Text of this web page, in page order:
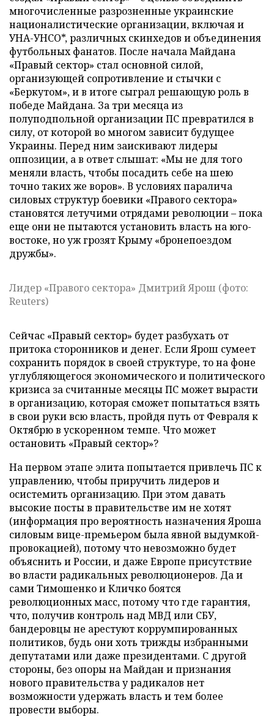
многочисленные разрозненные украинские
националистические организации, включая и
УНА-УНСО*, различных скинхедов и объединения
футбольных фанатов. После начала Майдана
«Правый сектор» стал основной силой,
организующей сопротивление и стычки с
«Беркутом», и в итоге сыграл решающую роль в
победе Майдана. За три месяца из
полуподпольной организации ПС превратился в
силу, от которой во многом зависит будущее
Украины. Перед ним заискивают лидеры
оппозиции, а в ответ слышат: «Мы не для того
меняли власть, чтобы посадить себе на шею
точно таких же воров». В условиях паралича
силовых структур боевики «Правого сектора»
становятся летучими отрядами революции – пока
еще они не пытаются установить власть на юго-
востоке, но уж грозят Крыму «бронепоездом
дружбы».
Лидер «Правого сектора» Дмитрий Ярош (фото:
Reuters)
Сейчас «Правый сектор» будет разбухать от
притока сторонников и денег. Если Ярош сумеет
сохранить порядок в своей структуре, то на фоне
углубляющегося экономического и политического
кризиса за считанные месяцы ПС может вырасти
в организацию, которая сможет попытаться взять
в свои руки всю власть, пройдя путь от Февраля к
Октябрю в ускоренном темпе. Что может
остановить «Правый сектор»?
На первом этапе элита попытается привлечь ПС к
управлению, чтобы приручить лидеров и
осистемить организацию. При этом давать
высокие посты в правительстве им не хотят
(информация про вероятность назначения Яроша
силовым вице-премьером была явной выдумкой-
провокацией), потому что невозможно будет
объяснить и России, и даже Европе присутствие
во власти радикальных революционеров. Да и
сами Тимошенко и Кличко боятся
революционных масс, потому что где гарантия,
что, получив контроль над МВД или СБУ,
бандеровцы не арестуют коррумпированных
политиков, будь они хоть трижды избранными
депутатами или даже президентами. С другой
стороны, без опоры на Майдан и признания
нового правительства у радикалов нет
возможности удержать власть и тем более
провести выборы.